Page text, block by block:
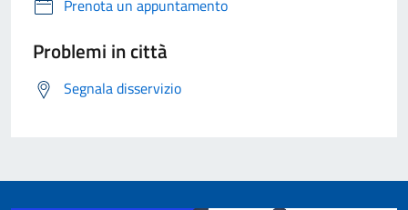
Prenota un appuntamento
Problemi in città
Segnala disservizio